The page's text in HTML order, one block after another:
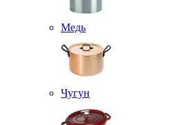
Медь
Чугун